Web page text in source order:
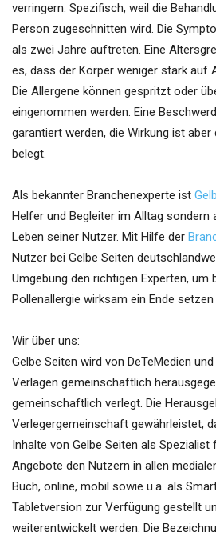
verringern. Spezifisch, weil die
Person zugeschnitten wird. Die
als zwei Jahre auftreten. Eine
es, dass der Körper weniger stark auf
Die Allergene können gespritzt oder
eingenommen werden. Eine
garantiert werden, die Wirkung ist aber
belegt.
Als bekannter Branchenexperte ist
Helfer und Begleiter im Alltag sondern
Leben seiner Nutzer. Mit Hilfe der
Nutzer bei Gelbe Seiten
Umgebung den richtigen Experten, um
Pollenallergie wirksam ein Ende
Wir über uns:
Gelbe Seiten wird von DeTeMedien
Verlagen gemeinschaftlich
gemeinschaftlich verlegt. Die
Verlegergemeinschaft gewährleistet,
Inhalte von Gelbe Seiten als
Angebote den Nutzern in allen
Buch, online, mobil sowie u.a. als
Tabletversion zur Verfügung gestellt
weiterentwickelt werden. Die